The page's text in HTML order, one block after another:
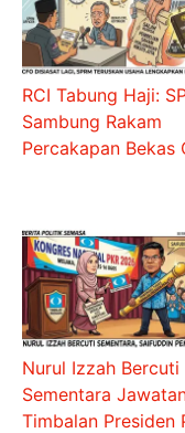
RCI Tabung Haji:
Sambung Rakam
Percakapan Bekas
Nurul Izzah Bercuti
Sementara
Timbalan Presiden